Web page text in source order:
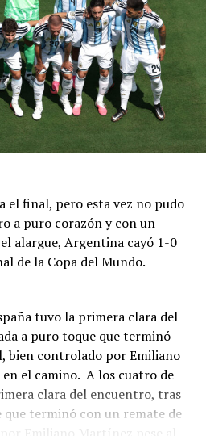
el final, pero esta vez no pudo
a puro corazón y con un
alargue, Argentina cayó 1-0
de la Copa del Mundo.
tuvo la primera clara del
a puro toque que terminó
bien controlado por Emiliano
el camino. A los cuatro de
clara del encuentro, tras
que terminó con un remate de